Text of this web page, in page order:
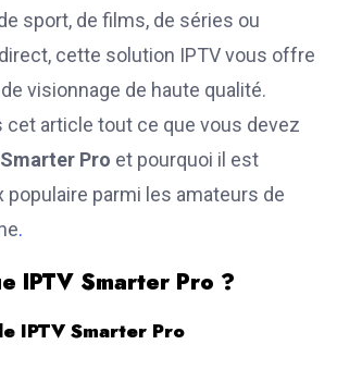
sport, de films, de séries ou
cette solution IPTV vous offre
visionnage de haute qualité.
cet article tout ce que vous devez
Pro et pourquoi il est
populaire parmi les amateurs de
.
IPTV Smarter Pro ?
IPTV Smarter Pro